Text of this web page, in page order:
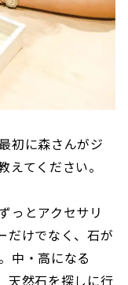
初に森さんがジ
てください。
っとアクセサリ
だけでなく、石が
中・高になる
天然石を探しに行